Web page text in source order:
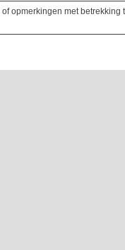
opmerkingen met